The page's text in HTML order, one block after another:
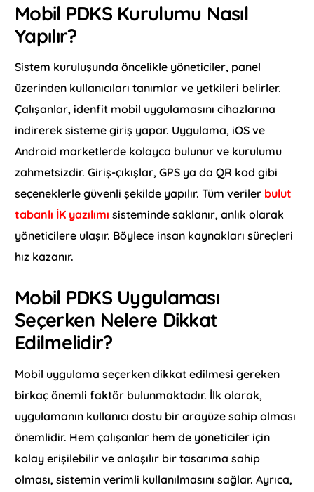
Mobil PDKS Kurulumu Nasıl
Yapılır?
Sistem kuruluşunda öncelikle yöneticiler, panel
üzerinden kullanıcıları tanımlar ve yetkileri belirler.
Çalışanlar, idenfit mobil uygulamasını cihazlarına
indirerek sisteme giriş yapar. Uygulama, iOS ve
Android marketlerde kolayca bulunur ve kurulumu
zahmetsizdir. Giriş-çıkışlar, GPS ya da QR kod gibi
seçeneklerle güvenli şekilde yapılır. Tüm veriler bulut
tabanlı İK yazılımı sisteminde saklanır, anlık olarak
yöneticilere ulaşır. Böylece insan kaynakları süreçleri
hız kazanır.
Mobil PDKS Uygulaması
Seçerken Nelere Dikkat
Edilmelidir?
Mobil uygulama seçerken dikkat edilmesi gereken
birkaç önemli faktör bulunmaktadır. İlk olarak,
uygulamanın kullanıcı dostu bir arayüze sahip olması
önemlidir. Hem çalışanlar hem de yöneticiler için
kolay erişilebilir ve anlaşılır bir tasarıma sahip
olması, sistemin verimli kullanılmasını sağlar. Ayrıca,